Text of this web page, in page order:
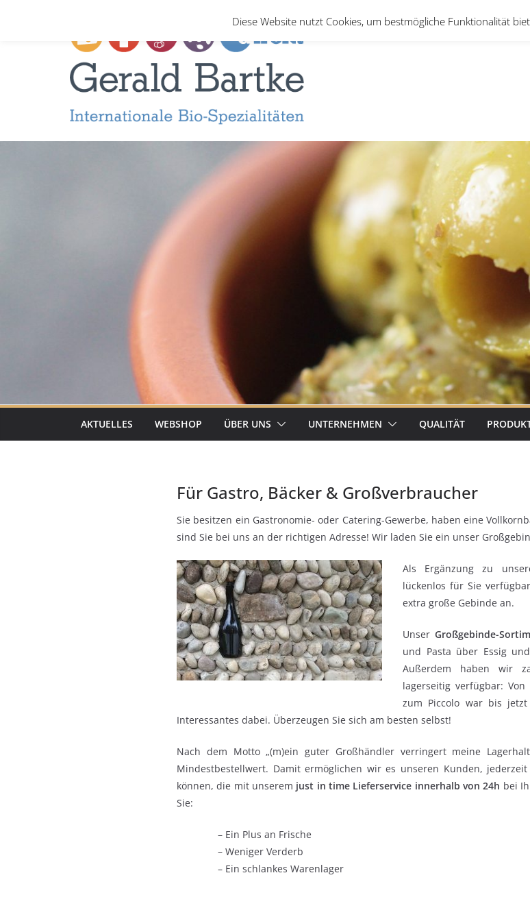
AKTUELLES WEBSHOP ÜBER UNS UNTERNEHMEN QUALITÄT
Für Gastro, Bäcker & Großverbraucher
Sie besitzen ein Gastronomie- oder Catering-Gewerbe, haben eine
sind Sie bei uns an der richtigen Adresse! Wir laden Sie ein unser
Als Ergänzung zu
lückenlos für Sie
extra große Gebinde an.
Unser Großgebinde-
und Pasta über Essig
Außerdem haben wir
lagerseitig verfügbar:
zum Piccolo war bis
Interessantes dabei. Überzeugen Sie sich am besten selbst!
Nach dem Motto „(m)ein guter Großhändler verringert meine
Mindestbestellwert. Damit ermöglichen wir es unseren Kunden,
können, die mit unserem just in time Lieferservice innerhalb von 24h bei
Sie:
– Ein Plus an Frische
– Weniger Verderb
– Ein schlankes Warenlager
Diese Website nutzt Cookies, um bestmögliche Funktionalität